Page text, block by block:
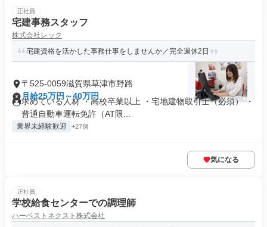
正社員
宅建事務スタッフ
株式会社レック
宅建資格を活かした事務仕事をしませんか／完全週休2日
〒525-0059滋賀県草津市野路
月給25万円～40万円
求めている人材 ・高校卒業以上 ・宅地建物取引士（必須） ・
普通自動車運転免許（AT限...
業界未経験歓迎 +27個
気になる
正社員
学校給食センターでの調理師
ハーベストネクスト株式会社